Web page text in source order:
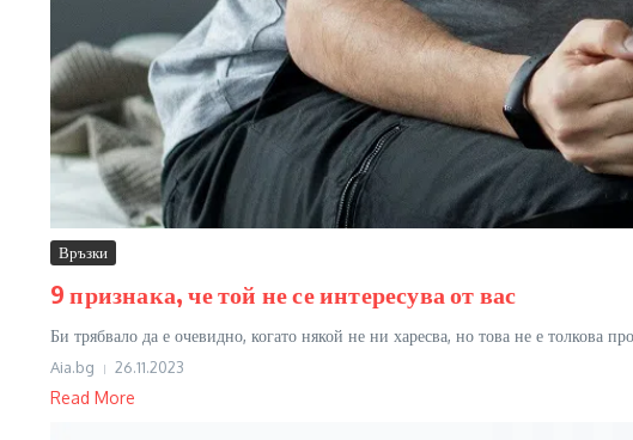
Връзки
9 признака, че той не се интересува от вас
Би трябвало да е очевидно, когато някой не ни харесва, но това не е толкова
Aia.bg 26.11.2023
Read More